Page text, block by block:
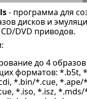
- программа для
дисков и
DVD приводов.
до 4 образов
форматов: *.b5t,
*.bin/*.cue, *.ape/
*.iso, *.isz,